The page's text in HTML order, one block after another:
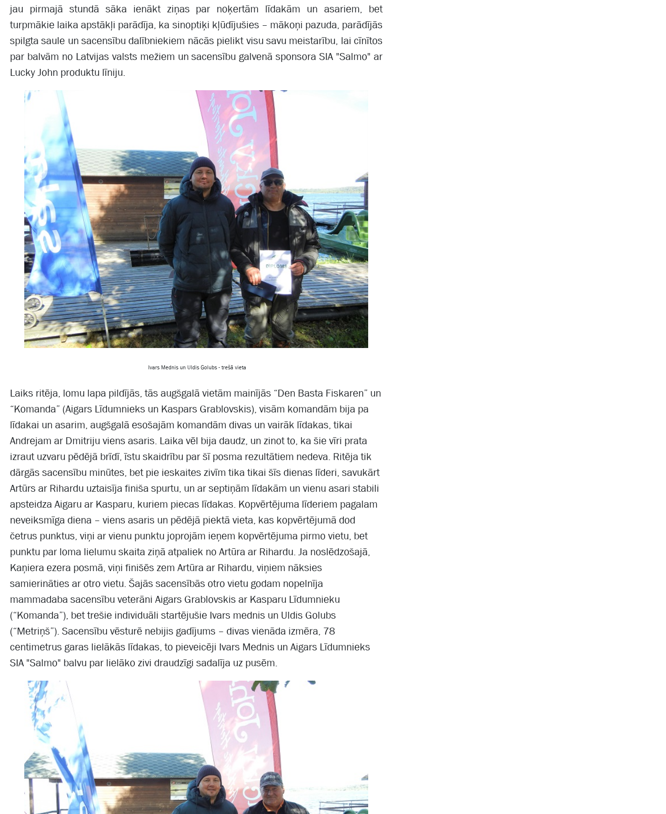
jau pirmajā stundā sāka ienākt ziņas par noķertām līdakām un asariem, bet
turpmākie laika apstākļi parādīja, ka sinoptiķi kļūdījušies – mākoņi pazuda, parādījās
spilgta saule un sacensību dalībniekiem nācās pielikt visu savu meistarību, lai cīnītos
par balvām no Latvijas valsts mežiem un sacensību galvenā sponsora SIA "Salmo" ar
Lucky John produktu līniju.
Ivars Mednis un Uldis Golubs - trešā vieta
Laiks ritēja, lomu lapa pildījās, tās augšgalā vietām mainījās “Den Basta Fiskaren” un
“Komanda” (Aigars Līdumnieks un Kaspars Grablovskis), visām komandām bija pa
līdakai un asarim, augšgalā esošajām komandām divas un vairāk līdakas, tikai
Andrejam ar Dmitriju viens asaris. Laika vēl bija daudz, un zinot to, ka šie vīri prata
izraut uzvaru pēdējā brīdī, īstu skaidrību par šī posma rezultātiem nedeva. Ritēja tik
dārgās sacensību minūtes, bet pie ieskaites zivīm tika tikai šīs dienas līderi, savukārt
Artūrs ar Rihardu uztaisīja finiša spurtu, un ar septiņām līdakām un vienu asari stabili
apsteidza Aigaru ar Kasparu, kuriem piecas līdakas. Kopvērtējuma līderiem pagalam
neveiksmīga diena – viens asaris un pēdējā piektā vieta, kas kopvērtējumā dod
četrus punktus, viņi ar vienu punktu joprojām ieņem kopvērtējuma pirmo vietu, bet
punktu par loma lielumu skaita ziņā atpaliek no Artūra ar Rihardu. Ja noslēdzošajā,
Kaņiera ezera posmā, viņi finišēs zem Artūra ar Rihardu, viņiem nāksies
samierināties ar otro vietu. Šajās sacensībās otro vietu godam nopelnīja
mammadaba sacensību veterāni Aigars Grablovskis ar Kasparu Līdumnieku
(“Komanda”), bet trešie individuāli startējušie Ivars mednis un Uldis Golubs
(“Metriņš”). Sacensību vēsturē nebijis gadījums – divas vienāda izmēra, 78
centimetrus garas lielākās līdakas, to pieveicēji Ivars Mednis un Aigars Līdumnieks
SIA "Salmo" balvu par lielāko zivi draudzīgi sadalīja uz pusēm.